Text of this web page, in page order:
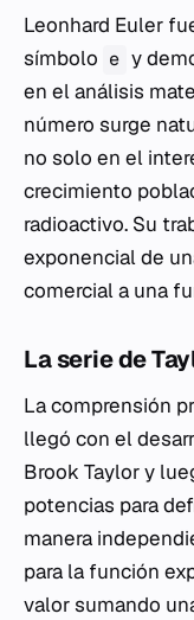
Leonhard Euler
símbolo e y
en el análisis
número surge
no solo en el
crecimiento
radioactivo. Su
exponencial de
comercial a una
La serie de
La comprensión
llegó con el
Brook Taylor y
potencias para
manera
para la función
valor sumando